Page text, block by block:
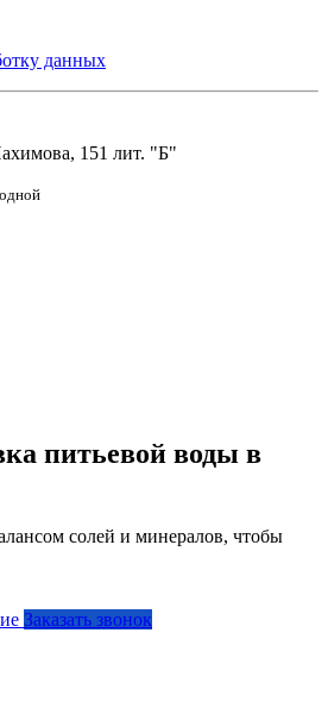
данных
151 лит. "Б"
питьевой воды в
солей и минералов, чтобы
Заказать звонок